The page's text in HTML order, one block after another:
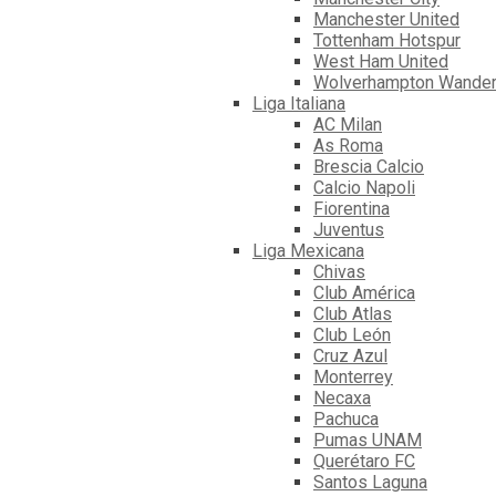
Manchester United
Tottenham Hotspur
West Ham United
Wolverhampton
Liga Italiana
AC Milan
As Roma
Brescia Calcio
Calcio Napoli
Fiorentina
Juventus
Liga Mexicana
Chivas
Club América
Club Atlas
Club León
Cruz Azul
Monterrey
Necaxa
Pachuca
Pumas UNAM
Querétaro FC
Santos Laguna